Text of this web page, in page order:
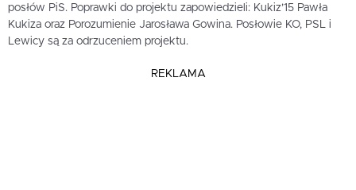
posłów PiS. Poprawki do projektu zapowiedzieli: Kukiz’15 Pawła
Kukiza oraz Porozumienie Jarosława Gowina. Posłowie KO, PSL i
Lewicy są za odrzuceniem projektu.
REKLAMA